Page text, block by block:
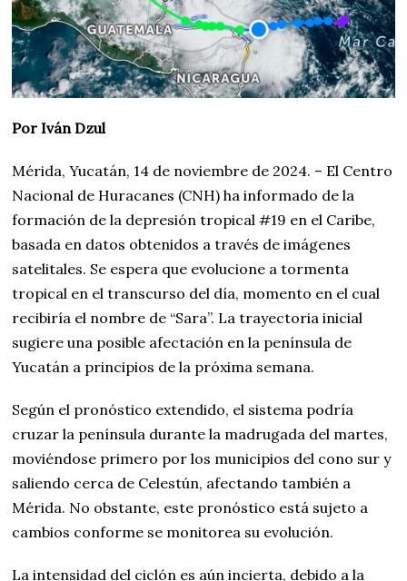
Por Iván Dzul
Mérida, Yucatán, 14 de noviembre de 2024. – El Centro
Nacional de Huracanes (CNH) ha informado de la
formación de la depresión tropical #19 en el Caribe,
basada en datos obtenidos a través de imágenes
satelitales. Se espera que evolucione a tormenta
tropical en el transcurso del día, momento en el cual
recibiría el nombre de “Sara”. La trayectoria inicial
sugiere una posible afectación en la península de
Yucatán a principios de la próxima semana.
Según el pronóstico extendido, el sistema podría
cruzar la península durante la madrugada del martes,
moviéndose primero por los municipios del cono sur y
saliendo cerca de Celestún, afectando también a
Mérida. No obstante, este pronóstico está sujeto a
cambios conforme se monitorea su evolución.
La intensidad del ciclón es aún incierta, debido a la